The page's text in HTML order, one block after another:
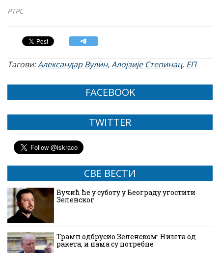
РТРС
Тагови:Александар Вулин,Алојзије Степинац, ЕП
FACEBOOK
TWITTER
СВЕ ВЕСТИ
Вучић ће у суботу у Београду угостити
Зеленског
Трамп одбрусио Зеленском: Ништа од
ракета, и нама су потребне